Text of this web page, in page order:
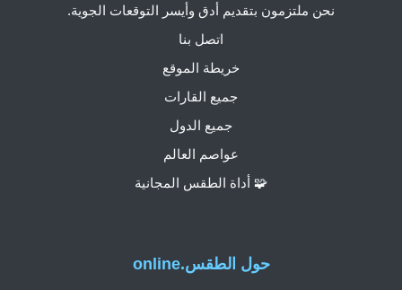
حول الطقس.online
نحن ملتزمون بتقديم أدق وأيسر التوقعات الجوية.
اتصل بنا
خريطة الموقع
جميع القارات
جميع الدول
عواصم العالم
🧩 أداة الطقس المجانية